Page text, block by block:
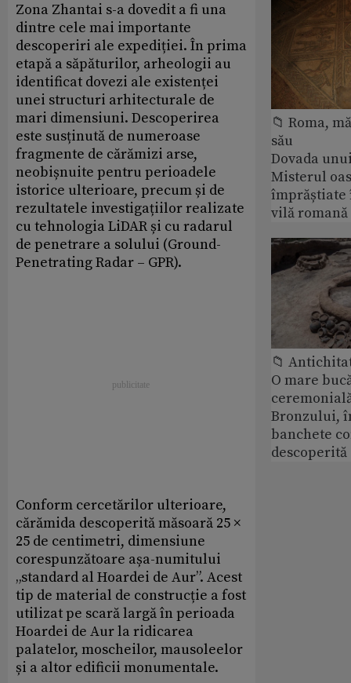
Zona Zhantai s-a dovedit a fi una
dintre cele mai importante
descoperiri ale expediției. În prima
etapă a săpăturilor, arheologii au
identificat dovezi ale existenței
unei structuri arhitecturale de
mari dimensiuni. Descoperirea
este susținută de numeroase
fragmente de cărămizi arse,
neobișnuite pentru perioadele
istorice ulterioare, precum și de
rezultatele investigațiilor realizate
cu tehnologia LiDAR și cu radarul
de penetrare a solului (Ground-
Penetrating Radar – GPR).
Conform cercetărilor ulterioare,
cărămida descoperită măsoară 25 ×
25 de centimetri, dimensiune
corespunzătoare așa-numitului
„standard al Hoardei de Aur”. Acest
tip de material de construcție a fost
utilizat pe scară largă în perioada
Hoardei de Aur la ridicarea
palatelor, moscheilor, mausoleelor
și a altor edificii monumentale.
📁 Roma,
său
Dovada
Misterul
împrăștiate
vilă romană
📁
O mare
Bronzului,
banchete